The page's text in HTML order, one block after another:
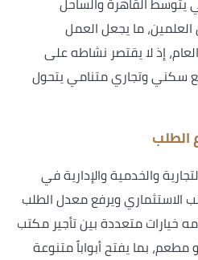
ما يجعل العمل
إذ لا يقتصر نشاطه على
وتجاري متنامي يتحول
الطلب
والخدمية والإدارية في
الاستثماري ويرفع معدل الطلب
خيارات متعددة بين تأجير مكتب
بما يفتح أبواباً متنوعة